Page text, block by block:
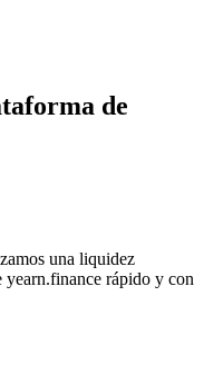
de
una liquidez
yearn.finance rápido y con